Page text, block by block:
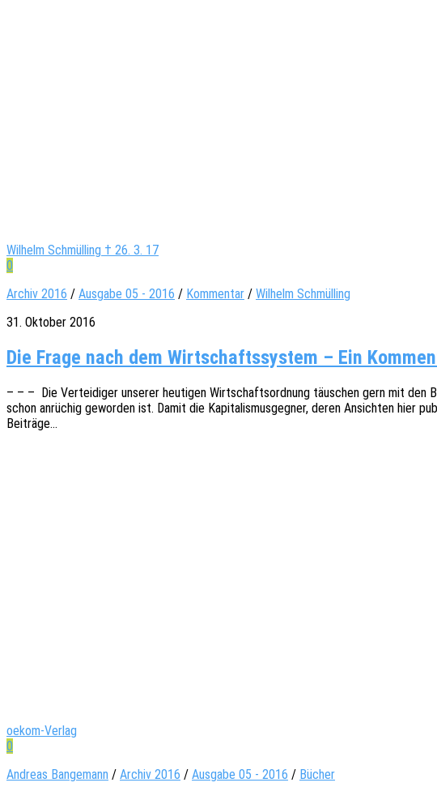
Wilhelm Schmülling † 26. 3. 17
0
Archiv 2016 / Ausgabe 05 - 2016 / Kommentar / Wilhelm Schmülling
31. Oktober 2016
Die Frage nach dem Wirt­schafts­sys­tem – Ein
– – – Die Vertei­di­ger unse­rer heuti­gen Wirt­schafts­ord­nung täuschen gern mit den
schon anrü­chig gewor­den ist. Damit die Kapi­ta­lis­mus­geg­ner, deren Ansich­ten hier
Beiträge…
oekom-Verlag
0
Andreas Bangemann / Archiv 2016 / Ausgabe 05 - 2016 / Bücher